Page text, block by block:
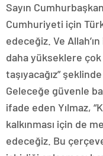
Sayın
Cumhuriyeti için
edeceğiz. Ve
daha yükseklere
taşıyacağız”
Geleceğe güvenle
ifade eden Yılmaz,
kalkınması için de
edeceğiz. Bu